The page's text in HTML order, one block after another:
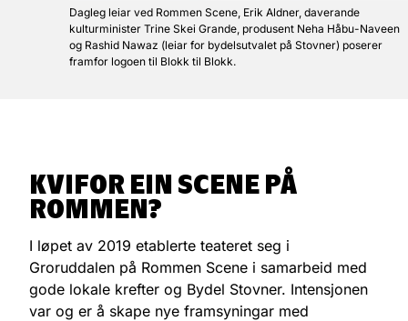
Dagleg leiar ved Rommen Scene, Erik Aldner, daverande
kulturminister Trine Skei Grande, produsent Neha Håbu-Naveen
og Rashid Nawaz (leiar for bydelsutvalet på Stovner) poserer
framfor logoen til Blokk til Blokk.
KVIFOR EIN SCENE PÅ
ROMMEN?
I løpet av 2019 etablerte teateret seg i
Groruddalen på Rommen Scene i samarbeid med
gode lokale krefter og Bydel Stovner. Intensjonen
var og er å skape nye framsyningar med